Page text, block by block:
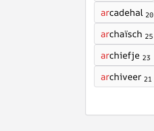
arcadehal 20
archaïsch 25
archiefje 23
archiveer 21